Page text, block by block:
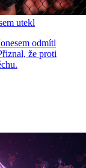
utekl
odmítl
že proti